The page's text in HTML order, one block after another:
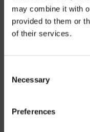
may combine it with
provided to them or
of their services.
Selection
Necessary
Preferences